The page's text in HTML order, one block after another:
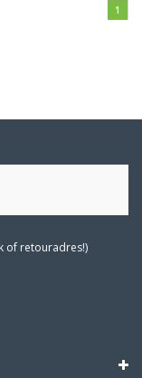
1
of retouradres!)